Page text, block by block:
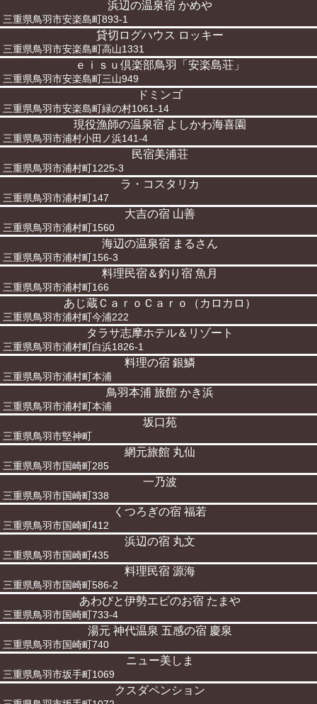
浜辺の温泉宿 かめや
三重県鳥羽市安楽島町893-1
貸切ログハウス ロッキー
三重県鳥羽市安楽島町高山1331
ｅｉｓｕ倶楽部鳥羽「安楽島荘」
三重県鳥羽市安楽島町三山949
ドミンゴ
三重県鳥羽市安楽島町緑の村1061-14
現役漁師の温泉宿 よしかわ海喜園
三重県鳥羽市浦村小田ノ浜141-4
民宿美浦荘
三重県鳥羽市浦村町1225-3
ラ・コスタリカ
三重県鳥羽市浦村町147
大吉の宿 山善
三重県鳥羽市浦村町1560
海辺の温泉宿 まるさん
三重県鳥羽市浦村町156-3
料理民宿＆釣り宿 魚月
三重県鳥羽市浦村町166
あじ蔵ＣａｒｏＣａｒｏ（カロカロ）
三重県鳥羽市浦村町今浦222
タラサ志摩ホテル＆リゾート
三重県鳥羽市浦村町白浜1826-1
料理の宿 銀鱗
三重県鳥羽市浦村町本浦
鳥羽本浦 旅館 かき浜
三重県鳥羽市浦村町本浦
坂口苑
三重県鳥羽市堅神町
網元旅館 丸仙
三重県鳥羽市国崎町285
一乃波
三重県鳥羽市国崎町338
くつろぎの宿 福若
三重県鳥羽市国崎町412
浜辺の宿 丸文
三重県鳥羽市国崎町435
料理民宿 源海
三重県鳥羽市国崎町586-2
あわびと伊勢エビのお宿 たまや
三重県鳥羽市国崎町733-4
湯元 神代温泉 五感の宿 慶泉
三重県鳥羽市国崎町740
ニュー美しま
三重県鳥羽市坂手町1069
クスダペンション